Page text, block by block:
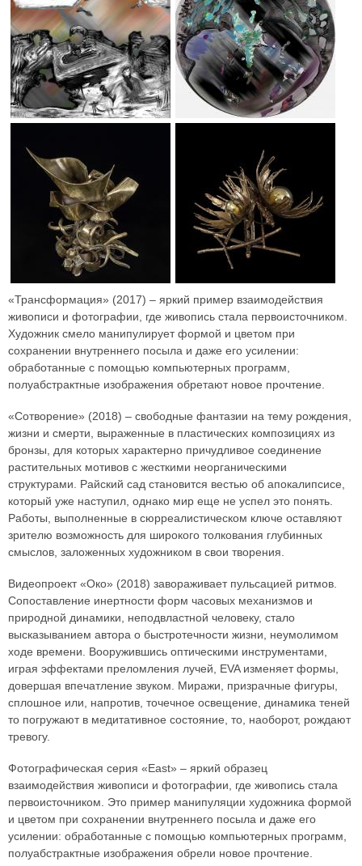
«Трансформация» (2017) – яркий пример взаимодействия
живописи и фотографии, где живопись стала первоисточником.
Художник смело манипулирует формой и цветом при
сохранении внутреннего посыла и даже его усилении:
обработанные с помощью компьютерных программ,
полуабстрактные изображения обретают новое прочтение.
«Сотворение» (2018) – свободные фантазии на тему рождения,
жизни и смерти, выраженные в пластических композициях из
бронзы, для которых характерно причудливое соединение
растительных мотивов с жесткими неорганическими
структурами. Райский сад становится вестью об апокалипсисе,
который уже наступил, однако мир еще не успел это понять.
Работы, выполненные в сюрреалистическом ключе оставляют
зрителю возможность для широкого толкования глубинных
смыслов, заложенных художником в свои творения.
Видеопроект «Око» (2018) завораживает пульсацией ритмов.
Сопоставление инертности форм часовых механизмов и
природной динамики, неподвластной человеку, стало
высказыванием автора о быстротечности жизни, неумолимом
ходе времени. Вооружившись оптическими инструментами,
играя эффектами преломления лучей, EVA изменяет формы,
довершая впечатление звуком. Миражи, призрачные фигуры,
сплошное или, напротив, точечное освещение, динамика теней
то погружают в медитативное состояние, то, наоборот, рождают
тревогу.
Фотографическая серия «East» – яркий образец
взаимодействия живописи и фотографии, где живопись стала
первоисточником. Это пример манипуляции художника формой
и цветом при сохранении внутреннего посыла и даже его
усилении: обработанные с помощью компьютерных программ,
полуабстрактные изображения обрели новое прочтение.